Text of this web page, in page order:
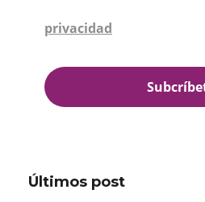
privacidad
Últimos post